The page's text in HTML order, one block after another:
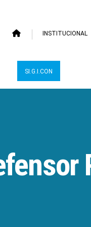
INSTITUCIONAL
SI.G.I.CON